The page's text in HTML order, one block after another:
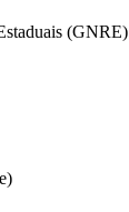
(GNRE)